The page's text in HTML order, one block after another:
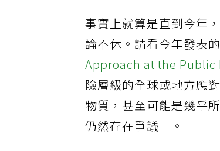
事實上就算是直到今年
論不休。請看今年發表
Approach at the Public
險層級的全球或地方應
物質，甚至可能是幾乎
仍然存在爭議」。